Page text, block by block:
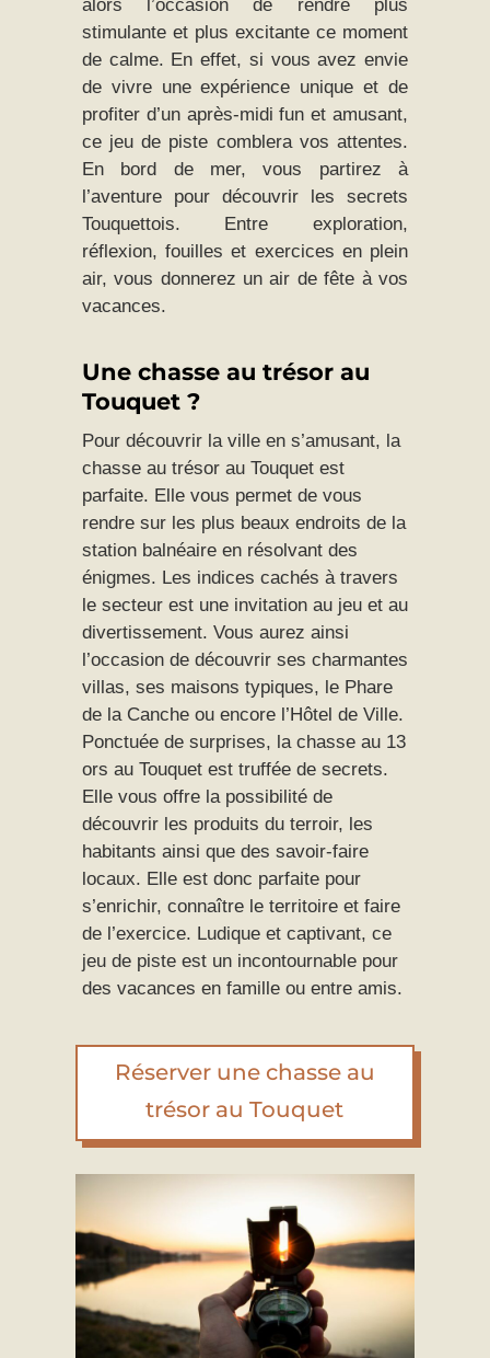
alors l’occasion de rendre plus
stimulante et plus excitante ce moment
de calme. En effet, si vous avez envie
de vivre une expérience unique et de
profiter d’un après-midi fun et amusant,
ce jeu de piste comblera vos attentes.
En bord de mer, vous partirez à
l’aventure pour découvrir les secrets
Touquettois. Entre exploration,
réflexion, fouilles et exercices en plein
air, vous donnerez un air de fête à vos
vacances.
Une chasse au trésor au
Touquet ?
Pour découvrir la ville en s’amusant, la
chasse au trésor au Touquet est
parfaite. Elle vous permet de vous
rendre sur les plus beaux endroits de la
station balnéaire en résolvant des
énigmes. Les indices cachés à travers
le secteur est une invitation au jeu et au
divertissement. Vous aurez ainsi
l’occasion de découvrir ses charmantes
villas, ses maisons typiques, le Phare
de la Canche ou encore l’Hôtel de Ville.
Ponctuée de surprises, la chasse au 13
ors au Touquet est truffée de secrets.
Elle vous offre la possibilité de
découvrir les produits du terroir, les
habitants ainsi que des savoir-faire
locaux. Elle est donc parfaite pour
s’enrichir, connaître le territoire et faire
de l’exercice. Ludique et captivant, ce
jeu de piste est un incontournable pour
des vacances en famille ou entre amis.
Réserver une chasse au
trésor au Touquet